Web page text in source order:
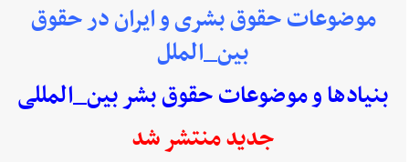
موضوعات حقوق بشری و ایران در حقوق
بین_الملل
بنیادها و موضوعات حقوق بشر بین_المللی
جدید منتشر شد